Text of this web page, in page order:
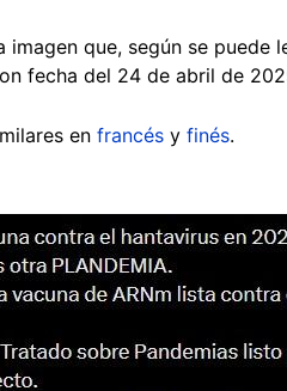
que, según se puede
fecha del 24 de abril de
en francés y finés.